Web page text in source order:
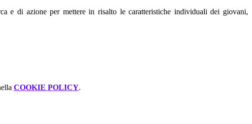
e di azione per mettere in risalto le caratteristiche individuali dei giovani,
COOKIE POLICY.